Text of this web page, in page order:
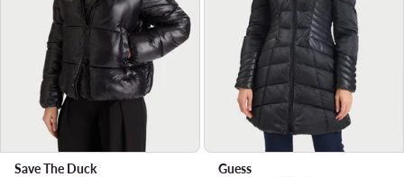
Save The Duck
Guess